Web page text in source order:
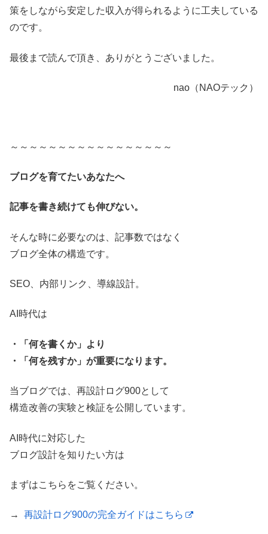
策をしながら安定した収入が得られるように工夫している
のです。
最後まで読んで頂き、ありがとうございました。
nao（NAOテック）
～～～～～～～～～～～～～～～～～
ブログを育てたいあなたへ
記事を書き続けても伸びない。
そんな時に必要なのは、記事数ではなく
ブログ全体の構造です。
SEO、内部リンク、導線設計。
AI時代は
・「何を書くか」より
・「何を残すか」が重要になります。
当ブログでは、再設計ログ900として
構造改善の実験と検証を公開しています。
AI時代に対応した
ブログ設計を知りたい方は
まずはこちらをご覧ください。
→ 再設計ログ900の完全ガイドはこちら